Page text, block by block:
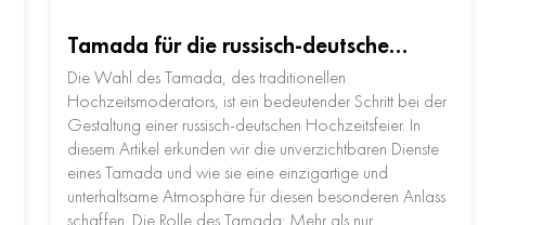
Tamada für die russisch-deutsche…
Die Wahl des Tamada, des traditionellen
Hochzeitsmoderators, ist ein bedeutender Schritt bei der
Gestaltung einer russisch-deutschen Hochzeitsfeier. In
diesem Artikel erkunden wir die unverzichtbaren Dienste
eines Tamada und wie sie eine einzigartige und
unterhaltsame Atmosphäre für diesen besonderen Anlass
schaffen. Die Rolle des Tamada: Mehr als nur